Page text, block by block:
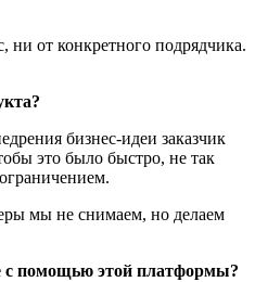
ни от конкретного подрядчика.
бизнес-идеи заказчик
это было быстро, не так
мы не снимаем, но делаем
помощью этой платформы?